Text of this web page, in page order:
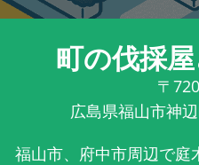
町の伐採
〒
広島県福山市神
福山市、府中市周辺で庭